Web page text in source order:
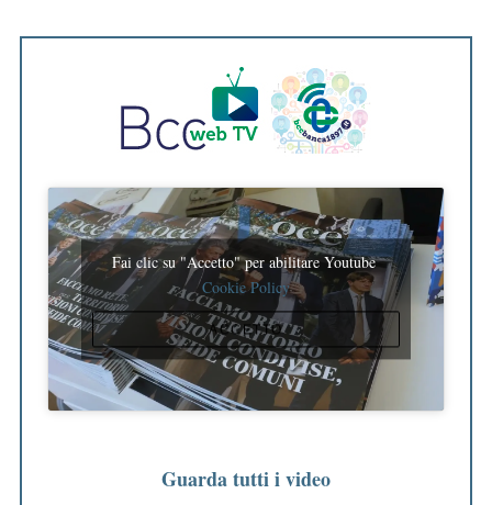
Fai clic su "Accetto" per abilitare Youtube
Cookie Policy
ACCETTO
Guarda tutti i video